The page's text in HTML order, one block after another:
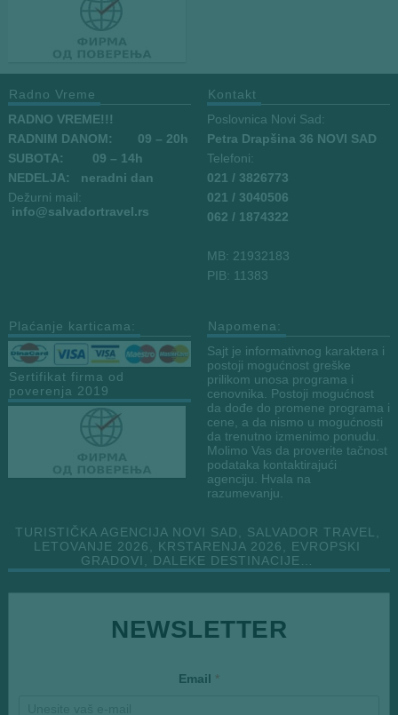
Radno Vreme
RADNO VREME!!!
RADNIM DANOM:
09 – 20h
SUBOTA: 09 – 14h
NEDELJA: neradni dan
Dežurni mail:
info@salvadortravel.rs
Kontakt
Poslovnica Novi Sad:
Petra Drapšina 36 NOVI SAD
Telefoni:
021 / 3826773
021 / 3040506
062 / 1874322
MB: 21932183
PIB: 11383
Plaćanje karticama:
Sertifikat firma od
poverenja 2019
Napomena:
Sajt je informativnog karaktera i
postoji mogućnost greške
prilikom unosa programa i
cenovnika. Postoji mogućnost
da dođe do promene programa i
cene, a da nismo u mogućnosti
da trenutno izmenimo ponudu.
Molimo Vas da proverite tačnost
podataka kontaktirajući
agenciju. Hvala na
razumevanju.
TURISTIČKA AGENCIJA NOVI SAD, SALVADOR TRAVEL,
LETOVANJE 2026, KRSTARENJA 2026, EVROPSKI
GRADOVI, DALEKE DESTINACIJE…
m
a
E
NEWSLETTER
Email *